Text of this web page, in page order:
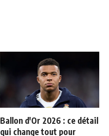
Ballon d'Or 2026 : ce détail
qui change tout pour